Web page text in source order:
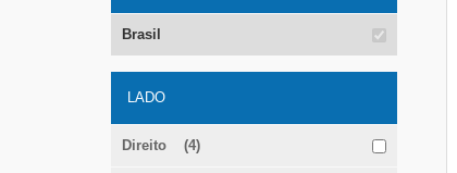
Brasil
LADO
Direito (4)